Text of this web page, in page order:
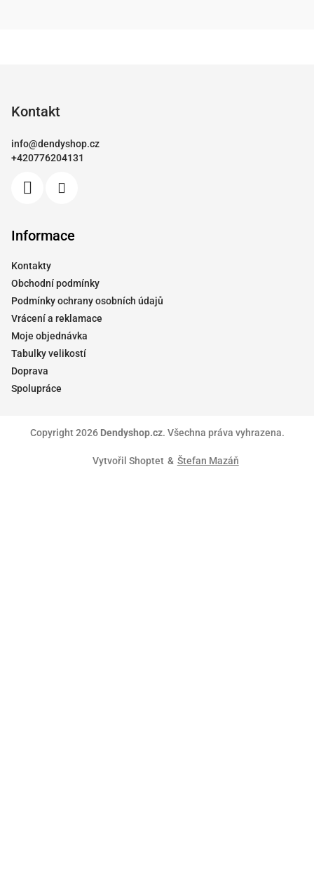
Kontakt
info@dendyshop.cz
+420776204131
Informace
Kontakty
Obchodní podmínky
Podmínky ochrany osobních údajů
Vrácení a reklamace
Moje objednávka
Tabulky velikostí
Doprava
Spolupráce
Copyright 2026 Dendyshop.cz. Všechna práva vyhrazena.
Vytvořil Shoptet & Štefan Mazáň